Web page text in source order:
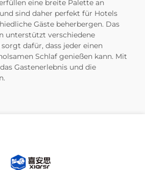
eine breite Palette an
sind daher perfekt für Hotels
Gäste beherbergen. Das
unterstützt verschiedene
dafür, dass jeder einen
Schlaf genießen kann. Mit
Gastenerlebnis und die